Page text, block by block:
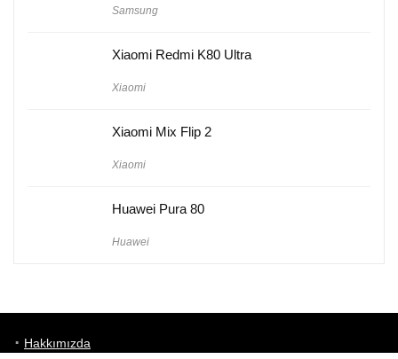
Samsung
Xiaomi Redmi K80 Ultra
Xiaomi
Xiaomi Mix Flip 2
Xiaomi
Huawei Pura 80
Huawei
Hakkımızda